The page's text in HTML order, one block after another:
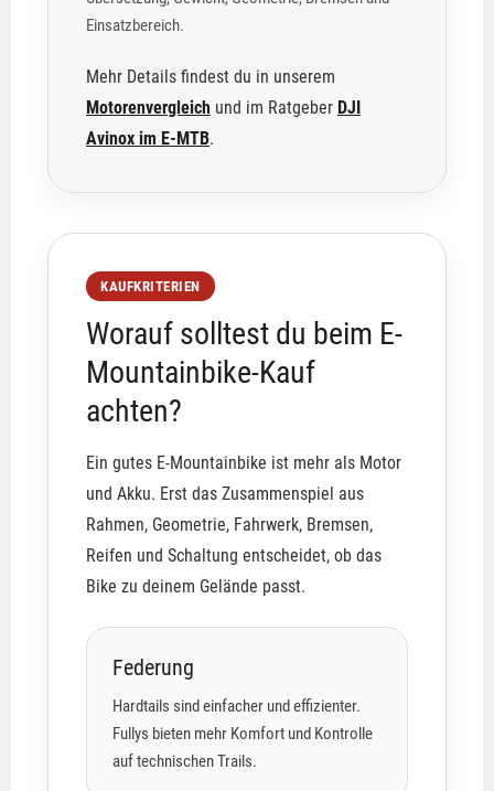
Einsatzbereich.
Mehr Details findest du in unserem
Motorenvergleich und im Ratgeber DJI
Avinox im E-MTB.
KAUFKRITERIEN
Worauf solltest du beim E-
Mountainbike-Kauf
achten?
Ein gutes E-Mountainbike ist mehr als Motor
und Akku. Erst das Zusammenspiel aus
Rahmen, Geometrie, Fahrwerk, Bremsen,
Reifen und Schaltung entscheidet, ob das
Bike zu deinem Gelände passt.
Federung
Hardtails sind einfacher und effizienter.
Fullys bieten mehr Komfort und Kontrolle
auf technischen Trails.